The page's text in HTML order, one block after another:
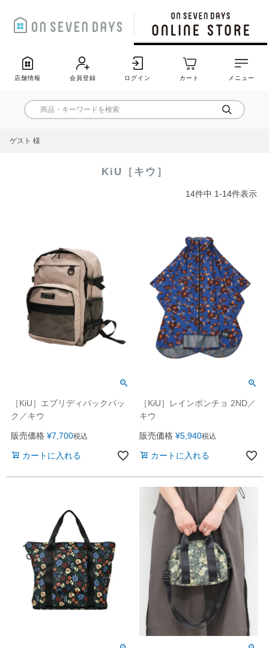
店舗情報 会員登録 ログイン カート メニュー
ゲスト 様
KiU［キウ］
14件中 1-14件表示
［KiU］エブリディバックパッ
ク／キウ
販売価格 ¥7,700税込
カートに入れる
［KiU］レインポンチョ 2ND／
キウ
販売価格 ¥5,940税込
カートに入れる